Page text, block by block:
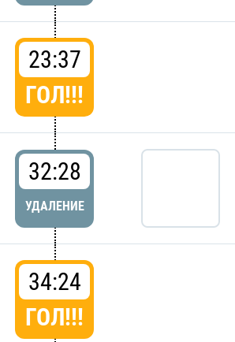
23:37
ГОЛ!!!
32:28
УДАЛЕНИЕ
34:24
ГОЛ!!!